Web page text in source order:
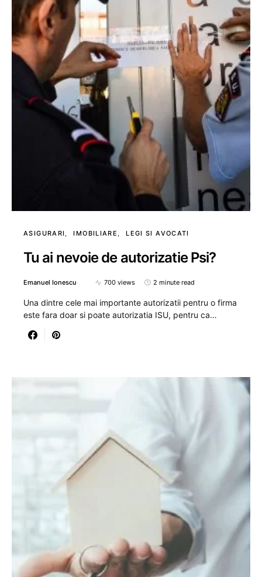
ASIGURARI IMOBILIARE LEGI SI AVOCATI
Tu ai nevoie de autorizatie Psi?
Emanuel Ionescu 700 views 2 minute read
Una dintre cele mai importante autorizatii pentru o firma
este fara doar si poate autorizatia ISU, pentru ca…